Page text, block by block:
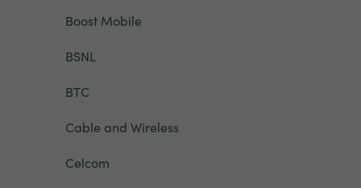
Boost Mobile
BSNL
BTC
Cable and Wireless
Celcom